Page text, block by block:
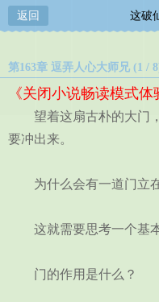
返回 这破
第163章 逗弄人心大师兄 (1 /
《关闭小说畅读模式体
望着这扇古朴的大门，
要冲出来。
为什么会有一道门立
这就需要思考一个基
门的作用是什么？